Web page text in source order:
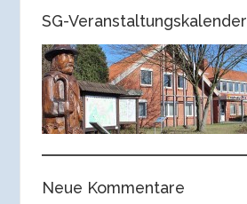
SG-Veranstaltungskalender
Neue Kommentare